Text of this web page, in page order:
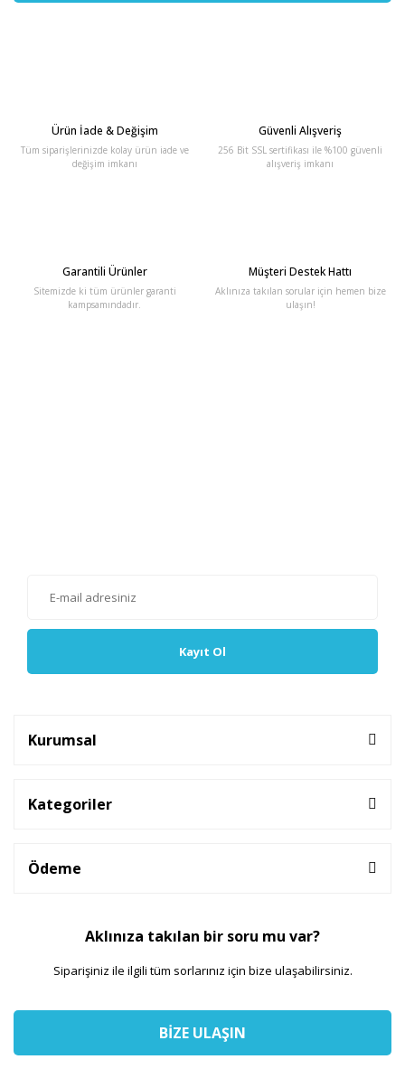
Ürün İade & Değişim
Tüm siparişlerinizde kolay ürün iade ve
değişim imkanı
Güvenli Alışveriş
256 Bit SSL sertifikası ile %100 güvenli
alışveriş imkanı
Garantili Ürünler
Sitemizde ki tüm ürünler garanti
kampsamındadır.
Müşteri Destek Hattı
Aklınıza takılan sorular için hemen bize
ulaşın!
Kayıt Ol
Kurumsal
Kategoriler
Ödeme
Aklınıza takılan bir soru mu var?
Siparişiniz ile ilgili tüm sorlarınız için bize ulaşabilirsiniz.
BİZE ULAŞIN